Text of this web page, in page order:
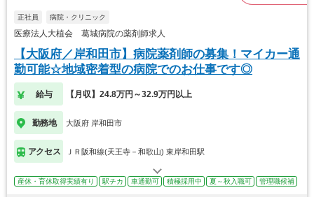
正社員 病院・クリニック
医療法人大植会 葛城病院の薬剤師求人
【大阪府／岸和田市】病院薬剤師の募集！マイカー通
勤可能☆地域密着型の病院でのお仕事です◎
給与 【月収】24.8万円～32.9万円以上
勤務地 大阪府 岸和田市
アクセス ＪＲ阪和線(天王寺－和歌山) 東岸和田駅
産休・育休取得実績有り 駅チカ 車通勤可 積極採用中 夏～秋入職可 管理職候補